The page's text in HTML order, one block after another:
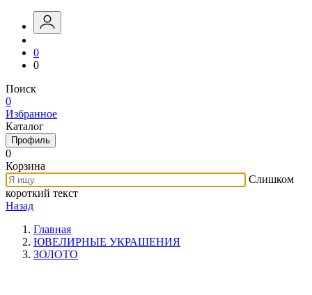
0
0
Поиск
0
Избранное
Каталог
Профиль
0
Корзина
Слишком
короткий текст
Назад
Главная
ЮВЕЛИРНЫЕ УКРАШЕНИЯ
ЗОЛОТО